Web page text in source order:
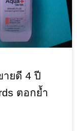
ายดี 4 ปี
ตอกย้ำ